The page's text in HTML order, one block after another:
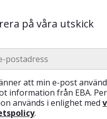
på våra utskick
att min e-post
information från EBA.
används i enlighet med
.